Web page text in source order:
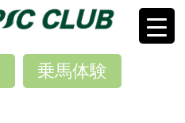
乗馬体験